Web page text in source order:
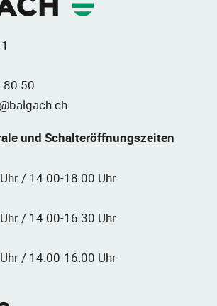
80 50
und Schalteröffnungszeiten
/ 14.00-18.00 Uhr
/ 14.00-16.30 Uhr
/ 14.00-16.00 Uhr